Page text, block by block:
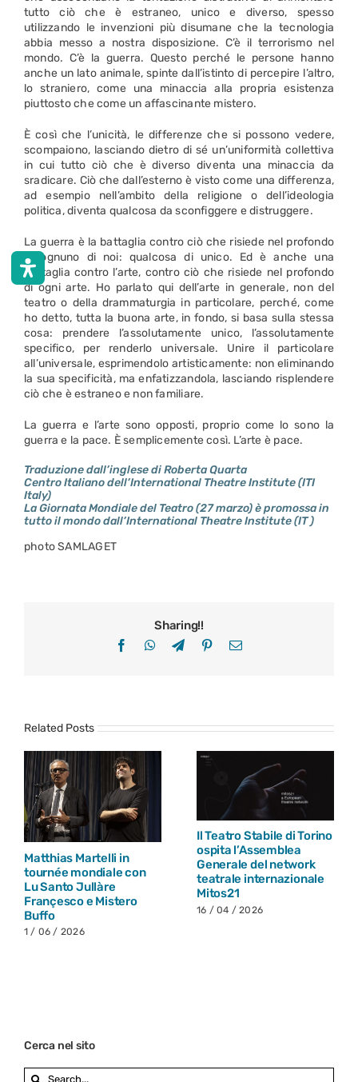
tutto ciò che è estraneo, unico e diverso, spesso
utilizzando le invenzioni più disumane che la tecnologia
abbia messo a nostra disposizione. C’è il terrorismo nel
mondo. C’è la guerra. Questo perché le persone hanno
anche un lato animale, spinte dall’istinto di percepire l’altro,
lo straniero, come una minaccia alla propria esistenza
piuttosto che come un affascinante mistero.
È così che l’unicità, le differenze che si possono vedere,
scompaiono, lasciando dietro di sé un’uniformità collettiva
in cui tutto ciò che è diverso diventa una minaccia da
sradicare. Ciò che dall’esterno è visto come una differenza,
ad esempio nell’ambito della religione o dell’ideologia
politica, diventa qualcosa da sconfiggere e distruggere.
La guerra è la battaglia contro ciò che risiede nel profondo
di ognuno di noi: qualcosa di unico. Ed è anche una
battaglia contro l’arte, contro ciò che risiede nel profondo
di ogni arte. Ho parlato qui dell’arte in generale, non del
teatro o della drammaturgia in particolare, perché, come
ho detto, tutta la buona arte, in fondo, si basa sulla stessa
cosa: prendere l’assolutamente unico, l’assolutamente
specifico, per renderlo universale. Unire il particolare
all’universale, esprimendolo artisticamente: non eliminando
la sua specificità, ma enfatizzandola, lasciando risplendere
ciò che è estraneo e non familiare.
La guerra e l’arte sono opposti, proprio come lo sono la
guerra e la pace. È semplicemente così. L’arte è pace.
Traduzione dall’inglese di Roberta Quarta
Centro Italiano dell’International Theatre Institute (ITI
Italy)
La Giornata Mondiale del Teatro (27 marzo) è promossa in
tutto il mondo dall’International Theatre Institute (IT )
photo SAMLAGET
Sharing!!
FacebookWhatsApp
TelegramPinterestEmail
Related Posts
Matthias Martelli in
tournée mondiale con
Lu Santo Jullàre
Françesco e Mistero
Buffo
1 / 06 / 2026
Il Teatro Stabile di Torino
ospita l’Assemblea
Generale del network
teatrale internazionale
Mitos21
16 / 04 / 2026
Cerca nel sito
Search